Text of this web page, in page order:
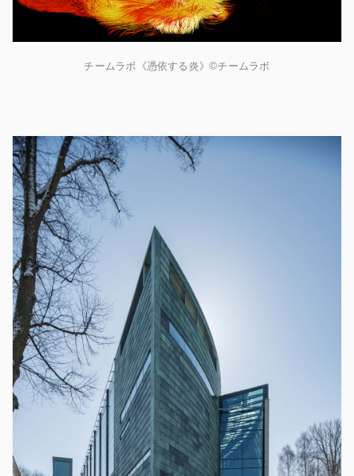
チームラボ《憑依する炎》©チームラボ